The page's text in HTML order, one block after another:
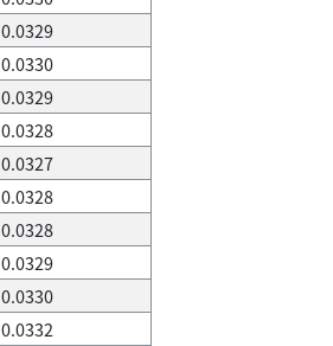
0.0329
0.0330
0.0329
0.0328
0.0327
0.0328
0.0328
0.0329
0.0330
0.0332